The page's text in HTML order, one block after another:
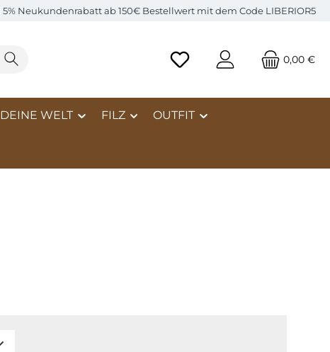
5% Neukundenrabatt ab 150€ Bestellwert mit dem Code LIBERIOR5
0,00 €
DEINE WELT FILZ OUTFIT